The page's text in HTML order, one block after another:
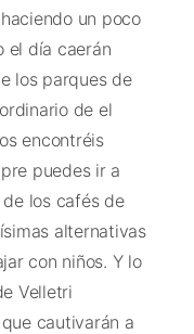
un poco
el día caerán
los parques de
de el
encontréis
puedes ir a
los cafés de
alternativas
con niños. Y lo
Velletri
cautivarán a